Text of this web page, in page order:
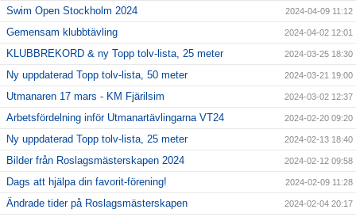
Swim Open Stockholm 2024 2024-04-09 11:12
Gemensam klubbtävling 2024-04-02 12:01
KLUBBREKORD & ny Topp tolv-lista, 25 meter 2024-03-25 18:30
Ny uppdaterad Topp tolv-lista, 50 meter 2024-03-21 19:00
Utmanaren 17 mars - KM Fjärilsim 2024-03-02 12:37
Arbetsfördelning inför Utmanartävlingarna VT24 2024-02-20 09:20
Ny uppdaterad Topp tolv-lista, 25 meter 2024-02-13 18:40
Bilder från Roslagsmästerskapen 2024 2024-02-12 09:58
Dags att hjälpa din favorit-förening! 2024-02-09 11:28
Ändrade tider på Roslagsmästerskapen 2024-02-04 20:17